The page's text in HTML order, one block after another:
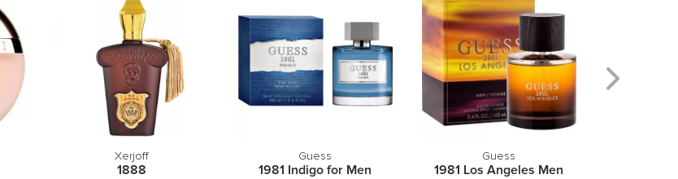
Xerjoff
1888
Guess
1981 Indigo for Men
Guess
1981 Los Angeles Men